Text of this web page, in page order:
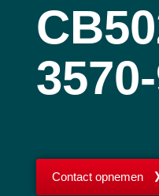
Contact opnemen